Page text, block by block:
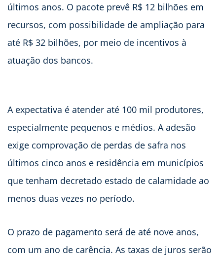
últimos anos. O pacote prevê R$ 12 bilhões em
recursos, com possibilidade de ampliação para
até R$ 32 bilhões, por meio de incentivos à
atuação dos bancos.
A expectativa é atender até 100 mil produtores,
especialmente pequenos e médios. A adesão
exige comprovação de perdas de safra nos
últimos cinco anos e residência em municípios
que tenham decretado estado de calamidade ao
menos duas vezes no período.
O prazo de pagamento será de até nove anos,
com um ano de carência. As taxas de juros serão